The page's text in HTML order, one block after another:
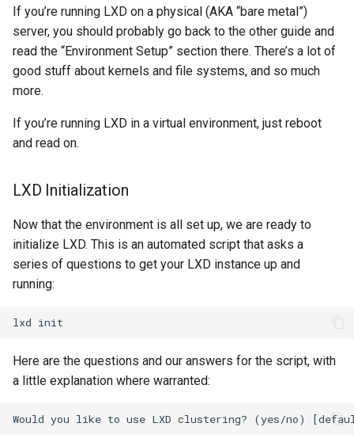
If you’re running LXD on a physical (AKA “bare metal”)
server, you should probably go back to the other guide and
read the “Environment Setup” section there. There’s a lot of
good stuff about kernels and file systems, and so much
more.
If you’re running LXD in a virtual environment, just reboot
and read on.
LXD Initialization
Now that the environment is all set up, we are ready to
initialize LXD. This is an automated script that asks a
series of questions to get your LXD instance up and
running:
lxd
Here are the questions and our answers for the script, with
a little explanation where warranted: